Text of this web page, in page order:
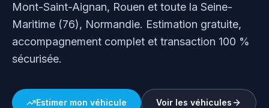
Mont-Saint-Aignan, Rouen et toute la Seine-
Maritime (76), Normandie. Estimation gratuite,
accompagnement complet et transaction 100 %
sécurisée.
Estimer mon véhicule Voir les véhicules